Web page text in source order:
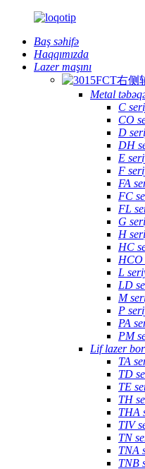
Baş səhifə
Haqqımızda
Lazer maşını
Metal
C
CO
D
DH
E
F
FA
FC
FL
G
H
HC
HCO
L
LD
M
P
PA
PM
Lif lazer
TA
TD
TE
TH
THA
TIV
TN
TNA
TNB